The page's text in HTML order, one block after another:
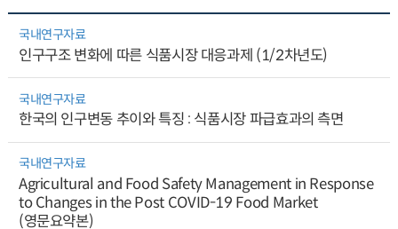
국내연구자료
인구구조 변화에 따른 식품시장 대응과제 (1/2차년도)
국내연구자료
한국의 인구변동 추이와 특징 : 식품시장 파급효과의 측면
국내연구자료
Agricultural and Food Safety Management in Response
to Changes in the Post COVID-19 Food Market
(영문요약본)